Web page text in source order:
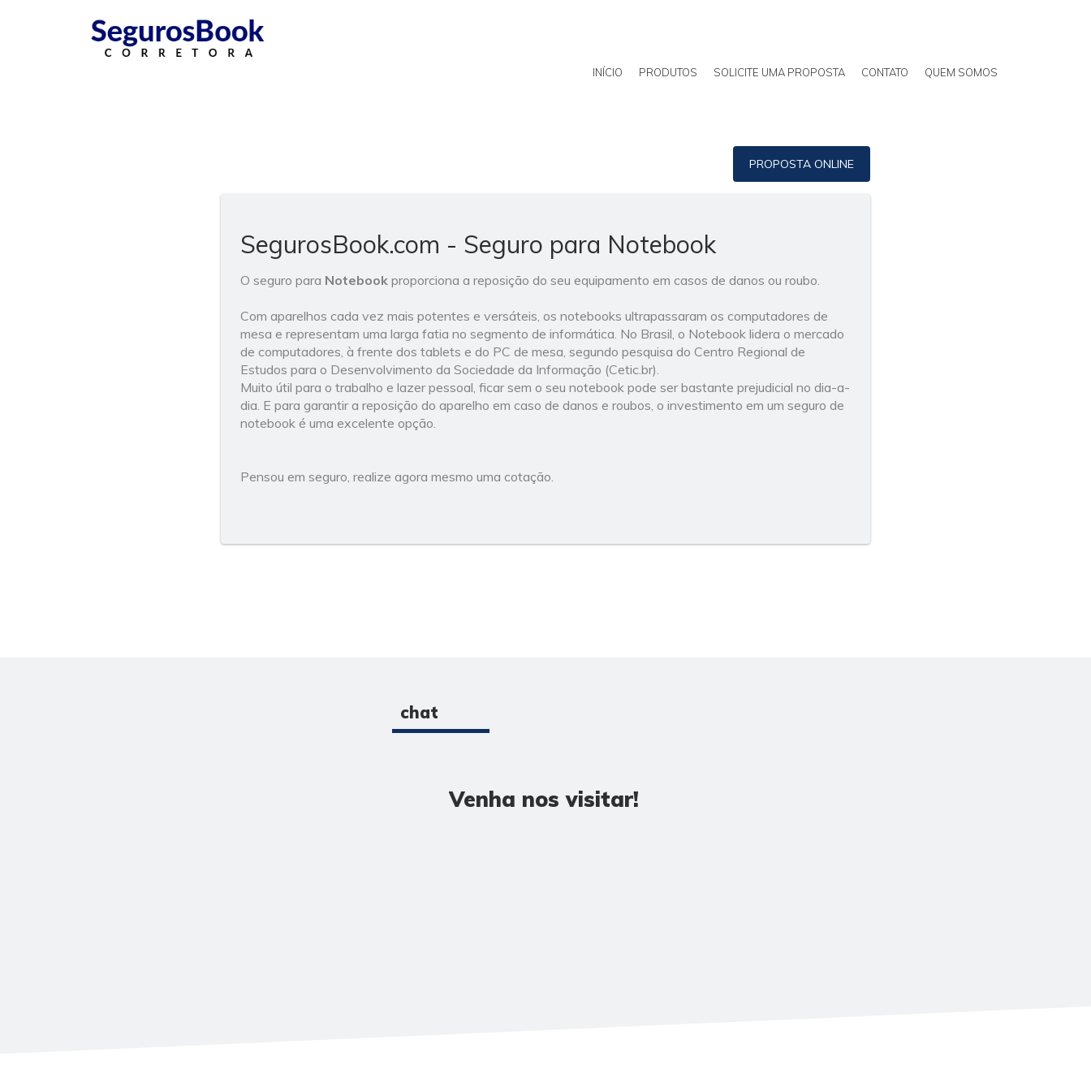
INÍCIO PRODUTOS SOLICITE UMA PROPOSTA CONTATO QUEM SOMOS
PROPOSTA ONLINE
SegurosBook.com - Seguro para Notebook
O seguro para Notebook proporciona a reposição do seu equipamento em casos de danos ou roubo.
Com aparelhos cada vez mais potentes e versáteis, os notebooks ultrapassaram os computadores de
mesa e representam uma larga fatia no segmento de informática. No Brasil, o Notebook lidera o mercado
de computadores, à frente dos tablets e do PC de mesa, segundo pesquisa do Centro Regional de
Estudos para o Desenvolvimento da Sociedade da Informação (Cetic.br).
Muito útil para o trabalho e lazer pessoal, ficar sem o seu notebook pode ser bastante prejudicial no dia-a-
dia. E para garantir a reposição do aparelho em caso de danos e roubos, o investimento em um seguro de
notebook é uma excelente opção.
Pensou em seguro, realize agora mesmo uma cotação.
chat
Venha nos visitar!